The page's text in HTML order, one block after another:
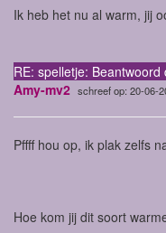
Ik heb het nu al warm, jij
RE: spelletje: Beantwoord
Amy-mv2 schreef op: 20-06-
Pffff hou op, ik plak zelfs
Hoe kom jij dit soort